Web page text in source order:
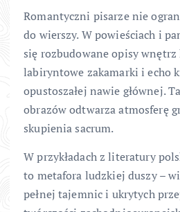
Romantyczni pisarze nie
do wierszy. W powieściach i
się rozbudowane opisy wnętrz
labiryntowe zakamarki i echo
opustoszałej nawie głównej.
obrazów odtwarza atmosferę
skupienia sacrum.
W przykładach z literatury
to metafora ludzkiej duszy –
pełnej tajemnic i ukrytych